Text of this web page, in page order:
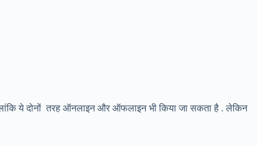
ये दोनों तरह ऑनलाइन और ऑफलाइन भी किया जा सकता है . लेकिन